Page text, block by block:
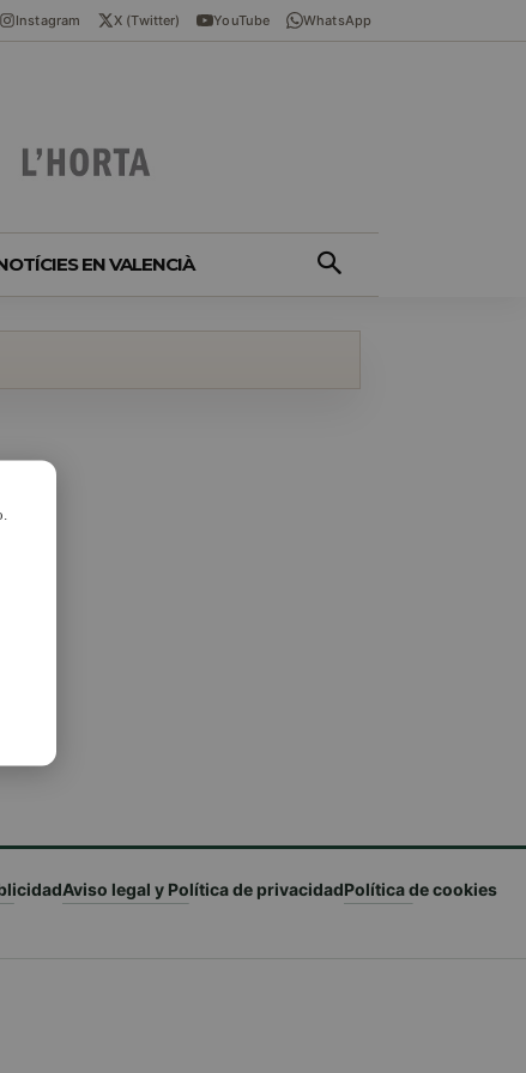
Instagram X (Twitter) YouTube WhatsApp
EN VALENCIÀ
Aviso legal y Política de privacidadPolítica de cookies